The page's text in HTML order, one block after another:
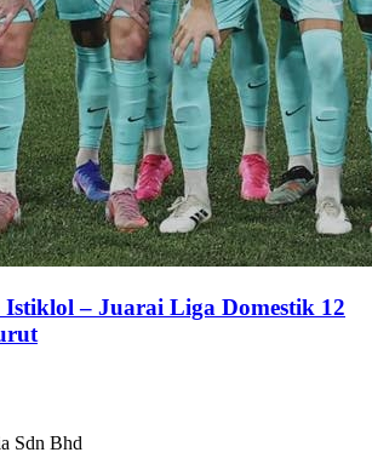
Istiklol – Juarai Liga Domestik 12
Sdn Bhd